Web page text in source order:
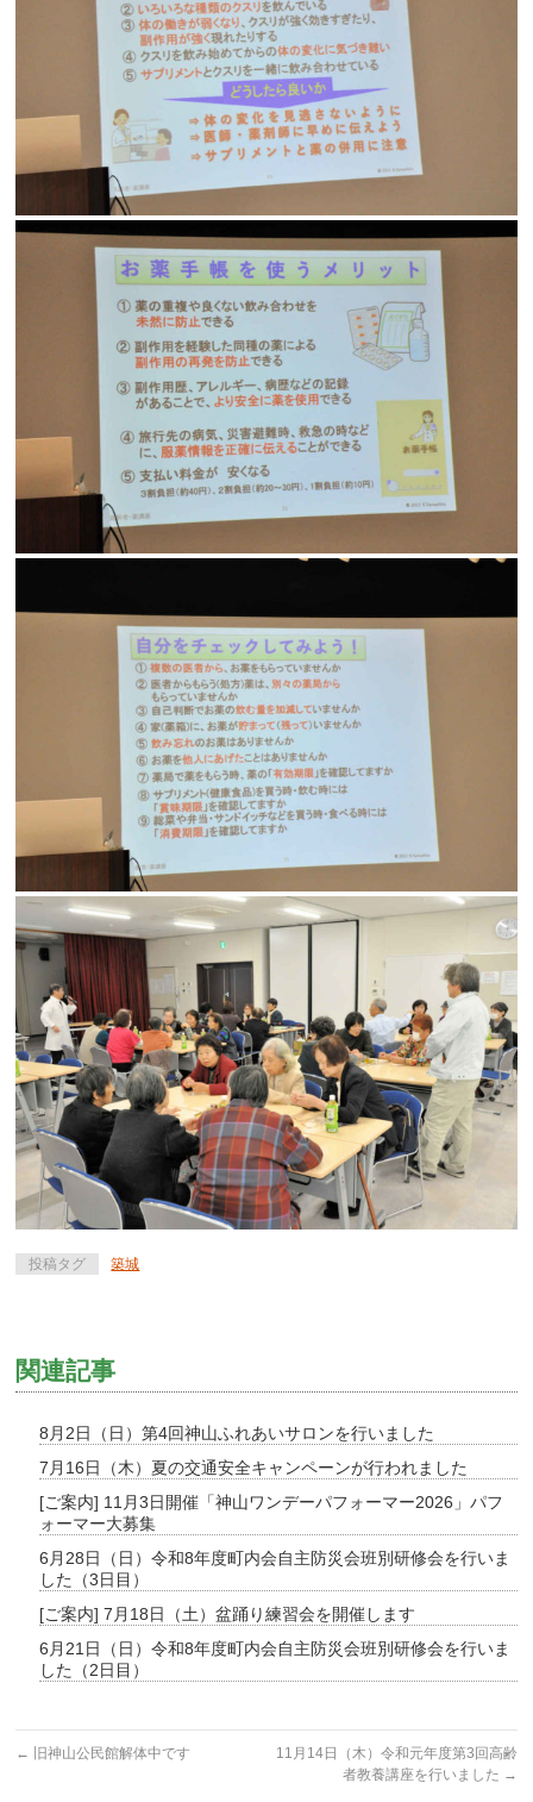
投稿タグ 築城
関連記事
8月2日（日）第4回神山ふれあいサロンを行いました
7月16日（木）夏の交通安全キャンペーンが行われました
[ご案内] 11月3日開催「神山ワンデーパフォーマー2026」パフ
ォーマー大募集
6月28日（日）令和8年度町内会自主防災会班別研修会を行いま
した（3日目）
[ご案内] 7月18日（土）盆踊り練習会を開催します
6月21日（日）令和8年度町内会自主防災会班別研修会を行いま
した（2日目）
← 旧神山公民館解体中です
11月14日（木）令和元年度第3回高齢
者教養講座を行いました →